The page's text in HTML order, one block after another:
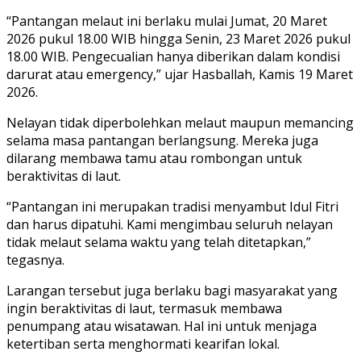
“Pantangan melaut ini berlaku mulai Jumat, 20 Maret
2026 pukul 18.00 WIB hingga Senin, 23 Maret 2026 pukul
18.00 WIB. Pengecualian hanya diberikan dalam kondisi
darurat atau emergency,” ujar Hasballah, Kamis 19 Maret
2026.
Nelayan tidak diperbolehkan melaut maupun memancing
selama masa pantangan berlangsung. Mereka juga
dilarang membawa tamu atau rombongan untuk
beraktivitas di laut.
“Pantangan ini merupakan tradisi menyambut Idul Fitri
dan harus dipatuhi. Kami mengimbau seluruh nelayan
tidak melaut selama waktu yang telah ditetapkan,”
tegasnya.
Larangan tersebut juga berlaku bagi masyarakat yang
ingin beraktivitas di laut, termasuk membawa
penumpang atau wisatawan. Hal ini untuk menjaga
ketertiban serta menghormati kearifan lokal.